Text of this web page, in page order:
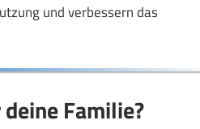
und verbessern das
Familie?